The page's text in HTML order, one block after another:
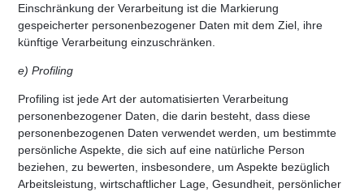
Einschränkung der Verarbeitung ist die Markierung
gespeicherter personenbezogener Daten mit dem Ziel, ihre
künftige Verarbeitung einzuschränken.
e) Profiling
Profiling ist jede Art der automatisierten Verarbeitung
personenbezogener Daten, die darin besteht, dass diese
personenbezogenen Daten verwendet werden, um bestimmte
persönliche Aspekte, die sich auf eine natürliche Person
beziehen, zu bewerten, insbesondere, um Aspekte bezüglich
Arbeitsleistung, wirtschaftlicher Lage, Gesundheit, persönlicher